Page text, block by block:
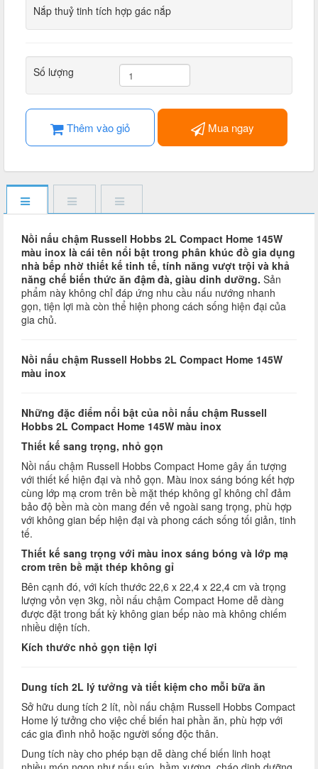
Nắp thuỷ tinh tích hợp gác nắp
Số lượng
Thêm vào giỏ Mua ngay
Nồi nấu chậm Russell Hobbs 2L Compact Home 145W
màu inox là cái tên nổi bật trong phân khúc đồ gia dụng
nhà bếp nhờ thiết kế tinh tế, tính năng vượt trội và khả
năng chế biến thức ăn đậm đà, giàu dinh dưỡng. Sản
phẩm này không chỉ đáp ứng nhu cầu nấu nướng nhanh
gọn, tiện lợi mà còn thể hiện phong cách sống hiện đại của
gia chủ.
Nồi nấu chậm Russell Hobbs 2L Compact Home 145W
màu inox
Những đặc điểm nổi bật của nồi nấu chậm Russell
Hobbs 2L Compact Home 145W màu inox
Thiết kế sang trọng, nhỏ gọn
Nồi nấu chậm Russell Hobbs Compact Home gây ấn tượng
với thiết kế hiện đại và nhỏ gọn. Màu inox sáng bóng kết hợp
cùng lớp mạ crom trên bề mặt thép không gỉ không chỉ đảm
bảo độ bền mà còn mang đến vẻ ngoài sang trọng, phù hợp
với không gian bếp hiện đại và phong cách sống tối giản, tinh
tế.
Thiết kế sang trọng với màu inox sáng bóng và lớp mạ
crom trên bề mặt thép không gỉ
Bên cạnh đó, với kích thước 22,6 x 22,4 x 22,4 cm và trọng
lượng vỏn vẹn 3kg, nồi nấu chậm Compact Home dễ dàng
được đặt trong bất kỳ không gian bếp nào mà không chiếm
nhiều diện tích.
Kích thước nhỏ gọn tiện lợi
Dung tích 2L lý tưởng và tiết kiệm cho mỗi bữa ăn
Sở hữu dung tích 2 lít, nồi nấu chậm Russell Hobbs Compact
Home lý tưởng cho việc chế biến hai phần ăn, phù hợp với
các gia đình nhỏ hoặc người sống độc thân.
Dung tích này cho phép bạn dễ dàng chế biến linh hoạt